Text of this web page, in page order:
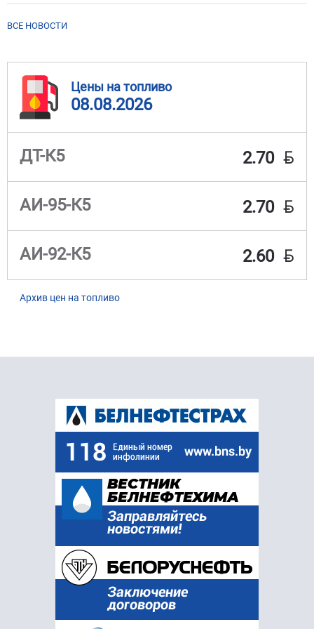
ВСЕ НОВОСТИ
Цены на топливо
08.08.2026
ДТ-К5 2.70 BYN
АИ-95-К5 2.70 BYN
АИ-92-К5 2.60 BYN
Архив цен на топливо